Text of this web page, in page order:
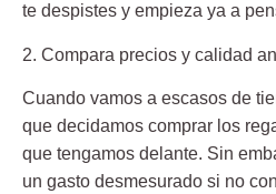
te despistes y empieza ya a
2. Compara precios y calidad
Cuando vamos a escasos de
que decidamos comprar los
que tengamos delante. Sin
un gasto desmesurado si no